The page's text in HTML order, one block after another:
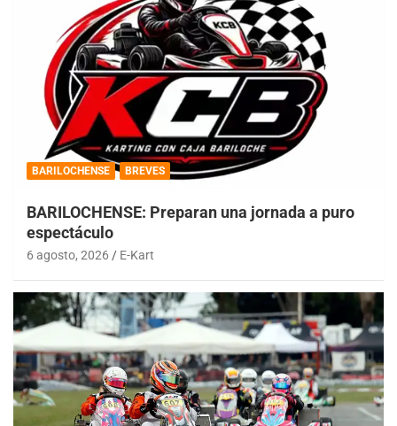
BARILOCHENSE BREVES
BARILOCHENSE: Preparan una jornada a puro
espectáculo
6 agosto, 2026 E-Kart